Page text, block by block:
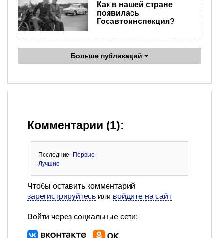
Как в нашей стране
появилась
Госавтоинспекция?
Больше публикаций
Комментарии (1):
Последние
Первые
Лучшие
Чтобы оставить комментарий
зарегистрируйтесь или войдите на сайт
Войти через социальные сети: